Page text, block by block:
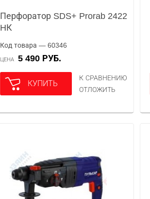
Перфоратор SDS+ Prorab 2422
HК
Код товара — 60346
ЦЕНА 5 490 РУБ.
КУПИТЬ
К СРАВНЕНИЮ
ОТЛОЖИТЬ